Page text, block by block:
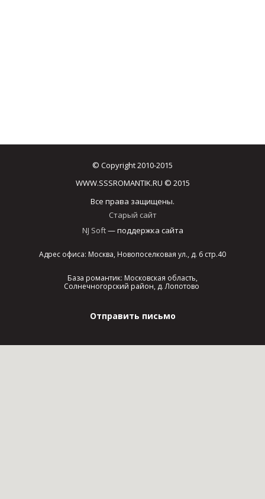
© Copyright 2010-2015
WWW.SSSROMANTIK.RU © 2015
Все права защищены.
Старый сайт
NJ Soft— поддержка сайта
Адрес офиса: Москва, Новопоселковая ул., д. 6 стр.40
База романтик: Московская область,
Солнечногорский район, д. Лопотово
Отправить письмо